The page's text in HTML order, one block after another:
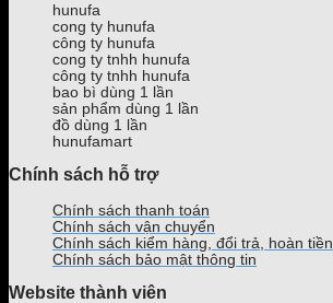
hunufa
cong ty hunufa
công ty hunufa
cong ty tnhh hunufa
công ty tnhh hunufa
bao bì dùng 1 lần
sản phẩm dùng 1 lần
đồ dùng 1 lần
hunufamart
Chính sách hỗ trợ
Chính sách thanh toán
Chính sách vận chuyển
Chính sách kiểm hàng, đổi trả, hoàn tiền
Chính sách bảo mật thông tin
Website thành viên